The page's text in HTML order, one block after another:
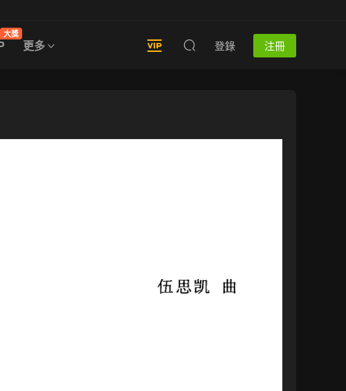
大獎
更多 登錄 注冊